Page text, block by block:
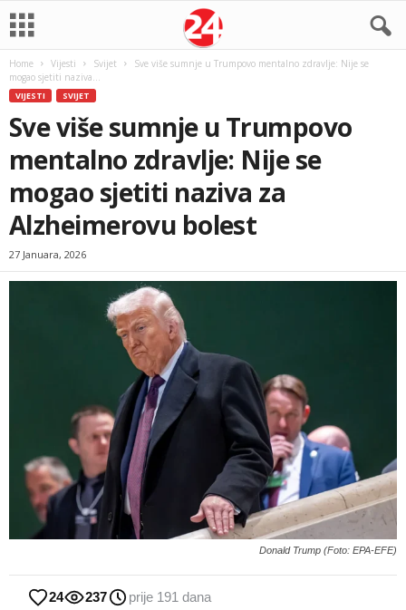
Home Vijesti Svijet
Sve više sumnje u Trumpovo mentalno zdravlje: Nije se
mogao sjetiti naziva...
VIJESTI SVIJET
Sve više sumnje u Trumpovo
mentalno zdravlje: Nije se
mogao sjetiti naziva za
Alzheimerovu bolest
27 Januara, 2026
Donald Trump (Foto: EPA-EFE)
24 237 prije 191 dana